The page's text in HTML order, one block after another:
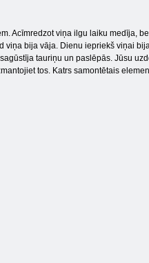
Acīmredzot viņa ilgu laiku medīja,
viņa bija vāja. Dienu iepriekš viņai
tauriņu un paslēpās. Jūsu
tos. Katrs samontētais